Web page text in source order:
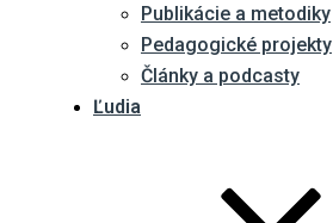
Publikácie a metodiky
Pedagogické projekty
Články a podcasty
Ľudia